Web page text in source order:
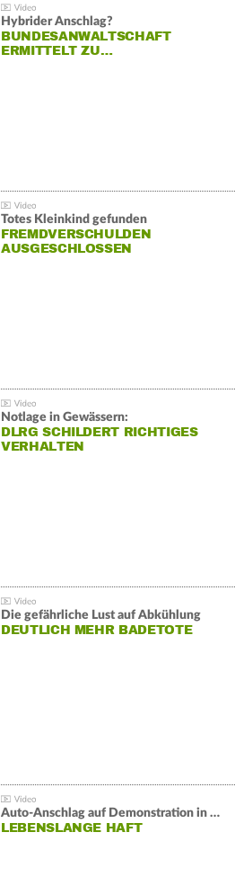
Hybrider Anschlag?
BUNDESANWALTSCHAFT
ERMITTELT ZU…
Totes Kleinkind gefunden
FREMDVERSCHULDEN
AUSGESCHLOSSEN
Notlage in Gewässern:
DLRG SCHILDERT RICHTIGES
VERHALTEN
Die gefährliche Lust auf Abkühlung
DEUTLICH MEHR BADETOTE
Auto-Anschlag auf Demonstration in München:
LEBENSLANGE HAFT